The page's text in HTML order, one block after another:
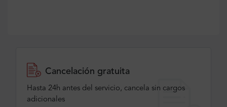
Cancelación gratuita
Hasta 24h antes del servicio, cancela sin cargos
adicionales